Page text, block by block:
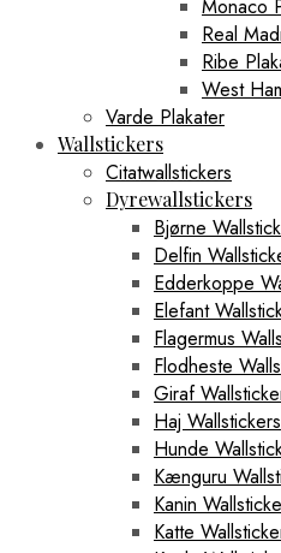
Monaco
Real
Ribe
West
Varde Plakater
Wallstickers
Citatwallstickers
Dyrewallstickers
Bjørne
Delfin
Edderkoppe
Elefant
Flagermus
Flodheste
Giraf
Haj Wallstickers
Hunde
Kænguru
Kanin
Katte